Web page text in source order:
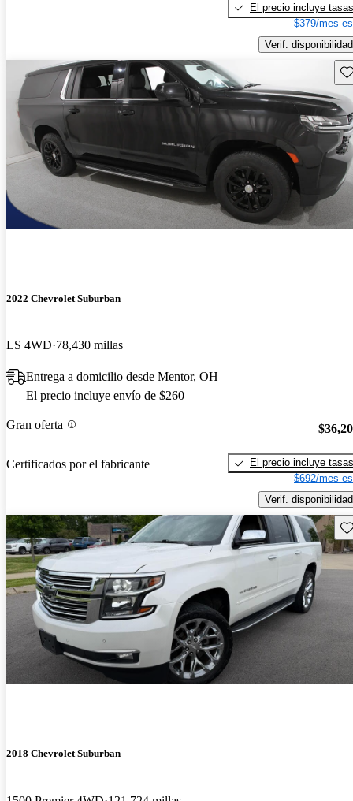
El precio incluye tasas
$379/mes
Verif. disponibilidad
2022 Chevrolet Suburban
LS 4WD 78,430 millas
Entrega a domicilio desde Mentor, OH
El precio incluye envío de $260
Gran oferta
Certificados por el fabricante
El precio incluye tasas
$692/mes
Verif. disponibilidad
2018 Chevrolet Suburban